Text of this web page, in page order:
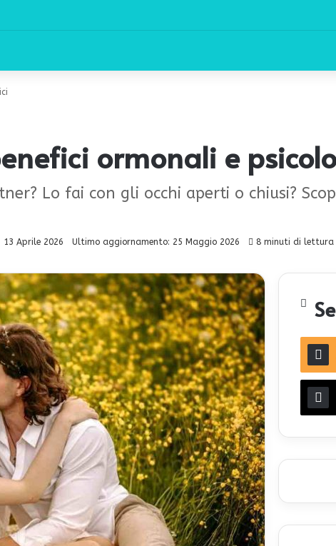
ormonali e
Lo fai con gli occhi aperti o chiusi?
13 Aprile 2026 Ultimo aggiornamento: 25 Maggio 2026 8 minuti di lettura